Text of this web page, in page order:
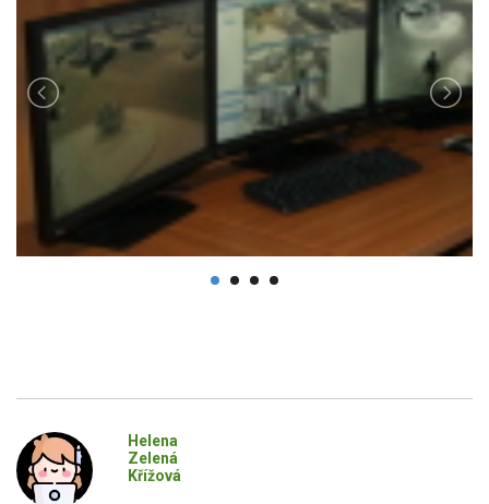
Helena
Zelená
Křížová